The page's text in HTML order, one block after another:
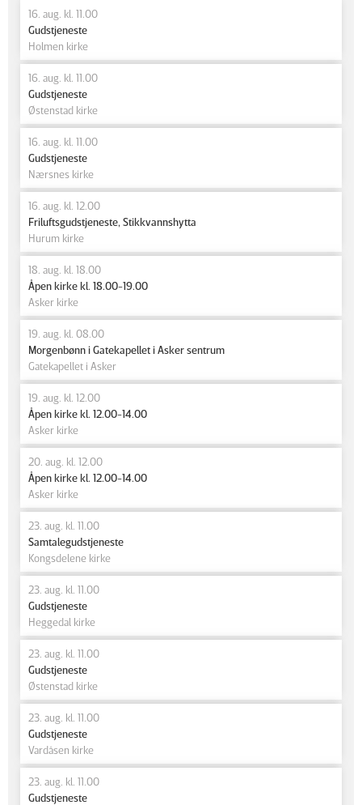
16. aug. kl. 11.00
Gudstjeneste
Holmen kirke
16. aug. kl. 11.00
Gudstjeneste
Østenstad kirke
16. aug. kl. 11.00
Gudstjeneste
Nærsnes kirke
16. aug. kl. 12.00
Friluftsgudstjeneste, Stikkvannshytta
Hurum kirke
18. aug. kl. 18.00
Åpen kirke kl. 18.00-19.00
Asker kirke
19. aug. kl. 08.00
Morgenbønn i Gatekapellet i Asker sentrum
Gatekapellet i Asker
19. aug. kl. 12.00
Åpen kirke kl. 12.00-14.00
Asker kirke
20. aug. kl. 12.00
Åpen kirke kl. 12.00-14.00
Asker kirke
23. aug. kl. 11.00
Samtalegudstjeneste
Kongsdelene kirke
23. aug. kl. 11.00
Gudstjeneste
Heggedal kirke
23. aug. kl. 11.00
Gudstjeneste
Østenstad kirke
23. aug. kl. 11.00
Gudstjeneste
Vardåsen kirke
23. aug. kl. 11.00
Gudstjeneste